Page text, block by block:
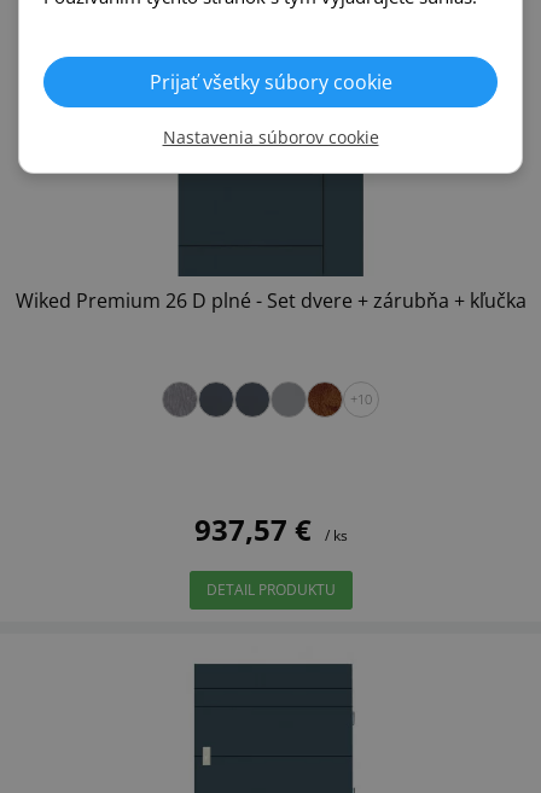
Wiked Premium 26 D plné - Set dvere + zárubňa + kľučka
+10
937,57 € / ks
DETAIL PRODUKTU
Prijať všetky súbory cookie
Nastavenia súborov cookie